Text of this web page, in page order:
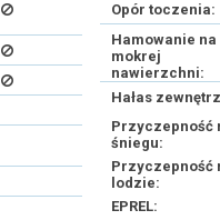
Opór toczenia:
Hamowanie na
mokrej
nawierzchni:
Hałas
Przyczepność
śniegu:
Przyczepność
lodzie:
EPREL: